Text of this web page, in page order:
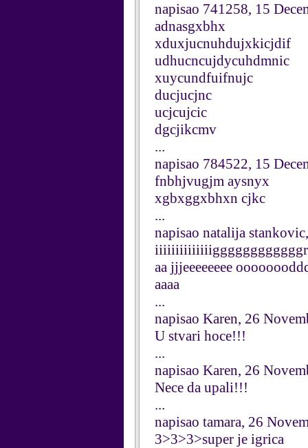
napisao 741258, 15
adnasgxbhx
xduxjucnuhdujxkicjdif
udhucncujdycuhdmnic
xuycundfuifnujc
ducjucjnc
ucjcujcic
dgcjikcmv
...
napisao 784522, 15
fnbhjvugjm aysnyx
xgbxggxbhxn cjkc
...
napisao natalija
aa jjjeeeeeeee
aaaa
...
napisao Karen, 26
U stvari hoce!!!
...
napisao Karen, 26
Nece da upali!!!
...
napisao tamara, 26
3>3>3>super je igrica